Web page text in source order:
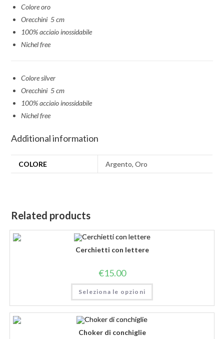
Colore oro
Orecchini 5 cm
100% acciaio inossidabile
Nichel free
Colore silver
Orecchini 5 cm
100% acciaio inossidabile
Nichel free
Additional information
COLORE Argento, Oro
Related products
Cerchietti con lettere
€15.00
Seleziona le opzioni
Choker di conchiglie